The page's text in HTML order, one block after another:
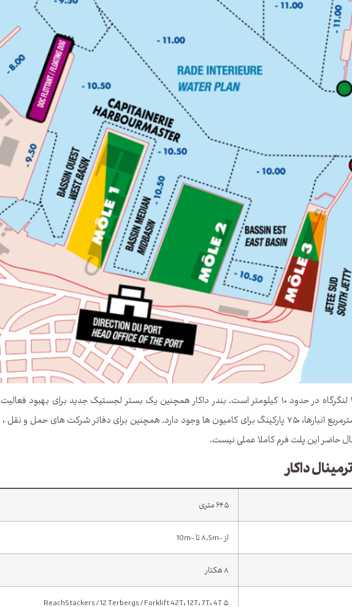
شامل میشود، 40،۰۰۰ مترمربع انبارها، ۷۵۰ پارکینگ برای کامیون ها وجود دارد. همچنین برای دفاتر
حاضر این پلت فرم کاملا عملی نیست.
داکار
۶۴۵ متری
از -۸.5m تا -10m
۸ هکتار
۵ ReachStackers / 12 Terbergs / Forklift 42T، 12T، 7T، 4T